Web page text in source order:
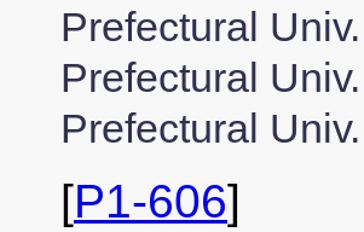
Prefectural
Prefectural
Prefectural Univ.
[P1-606]